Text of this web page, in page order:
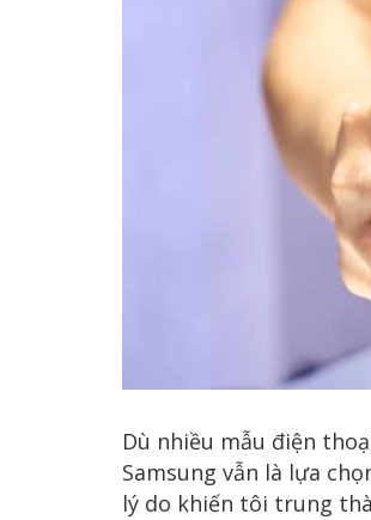
Dù nhiều mẫu điện
Samsung vẫn là lựa
lý do khiến tôi trung